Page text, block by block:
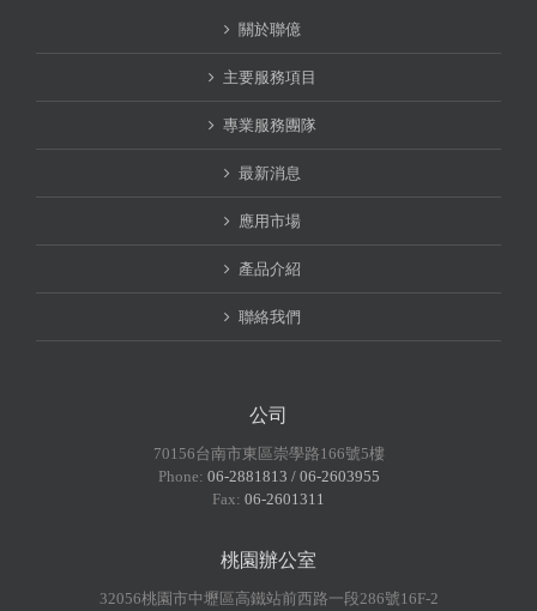
關於聯億
主要服務項目
專業服務團隊
最新消息
應用市場
產品介紹
聯絡我們
公司
70156台南市東區崇學路166號5樓
Phone: 06-2881813 / 06-2603955
Fax: 06-2601311
桃園辦公室
32056桃園市中壢區高鐵站前西路一段286號16F-2